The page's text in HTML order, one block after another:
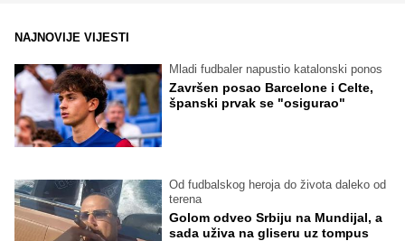
NAJNOVIJE VIJESTI
Mladi fudbaler napustio katalonski ponos
Završen posao Barcelone i Celte,
španski prvak se "osigurao"
Od fudbalskog heroja do života daleko od
terena
Golom odveo Srbiju na Mundijal, a
sada uživa na gliseru uz tompus